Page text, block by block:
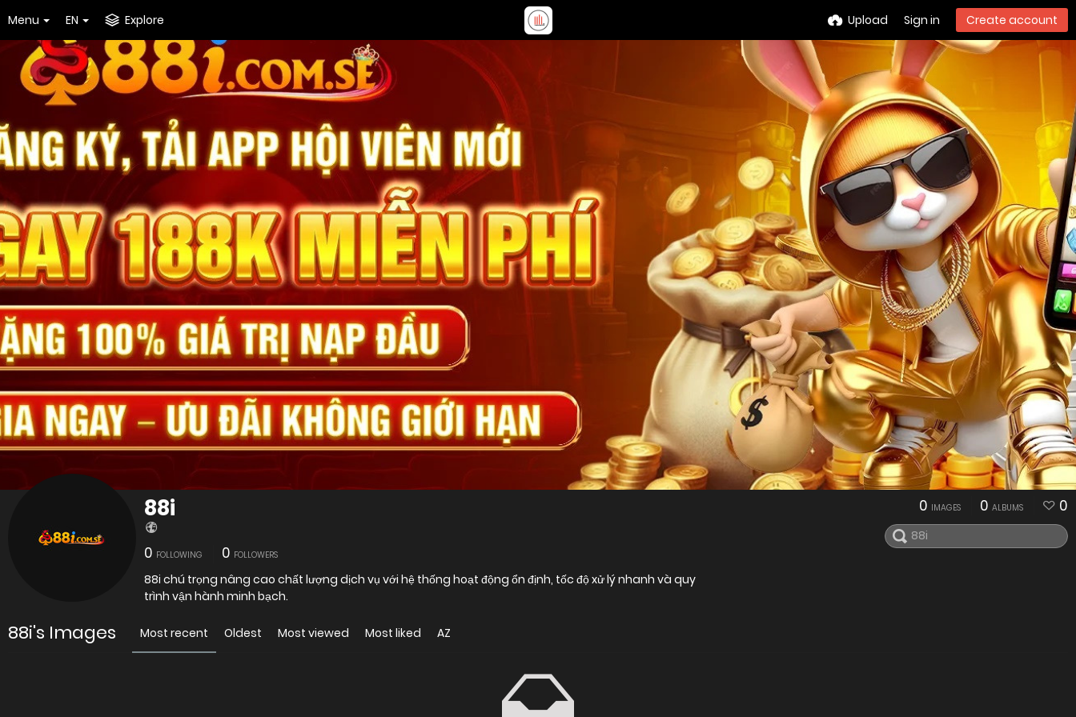
Menu EN Explore Upload Sign in Create account
88i
0 FOLLOWING 0 FOLLOWERS
88i chú trọng nâng cao chất lượng dịch vụ với hệ thống hoạt động ổn định, tốc độ xử lý nhanh và quy
trình vận hành minh bạch.
0 IMAGES 0 ALBUMS 0
88i's Images Most recent Oldest Most viewed Most liked AZ